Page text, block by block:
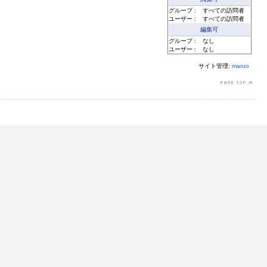
グループ :
すべての訪問者
ユーザー :
すべての訪問者
編集可
グループ :
なし
ユーザー :
なし
サイト管理: maruo